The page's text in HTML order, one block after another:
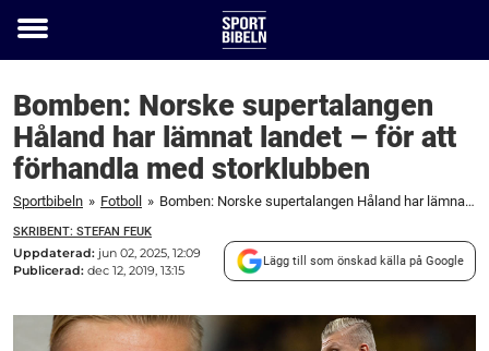
Toggle
Bomben: Norske supertalangen
Håland har lämnat landet – för att
förhandla med storklubben
Sportbibeln » Fotboll » Bomben: Norske supertalangen Håland har lämnat landet – för att förhandla med storklubben
SKRIBENT: STEFAN FEUK
Uppdaterad: jun 02, 2025, 12:09
Publicerad: dec 12, 2019, 13:15
Lägg till som önskad källa på Google